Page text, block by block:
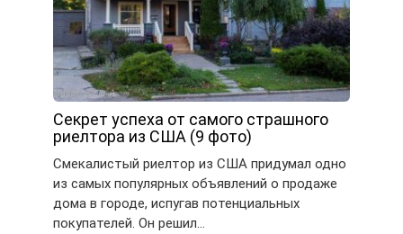
Секрет успеха от самого страшного
риелтора из США (9 фото)
Смекалистый риелтор из США придумал одно
из самых популярных объявлений о продаже
дома в городе, испугав потенциальных
покупателей. Он решил…